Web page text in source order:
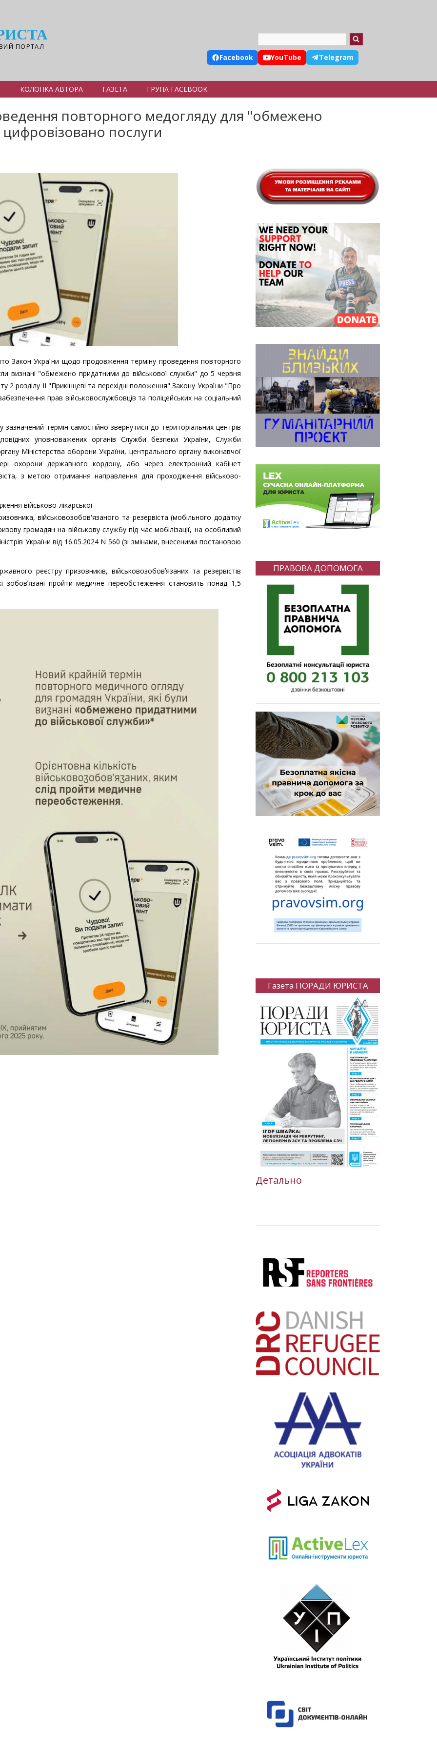
ПОРТАЛ
Facebook YouTube Telegram
КОЛОНКА АВТОРА ГАЗЕТА ГРУПА FACEBOOK
повторного медогляду для "обмежено
послуги
Закон України щодо продовження терміну проведення повторного
визнані "обмежено придатними до військової служби" до 5 червня
2 розділу ІІ "Прикінцеві та перехідні положення" Закону України "Про
прав військовослужбовців та поліцейських на соціальний
термін самостійно звернутися до територіальних центрів
уповноважених органів Служби безпеки України, Служби
Міністерства оборони України, центрального органу виконавчої
охорони державного кордону, або через електронний кабінет
з метою отримання направлення для проходження військово-
військово-лікарської
військовозобов'язаного та резервіста (мобільного додатку
громадян на військову службу під час мобілізації, на особливий
України від 16.05.2024 N 560 (зі змінами, внесеними постановою
реєстру призовників, військовозобовʼязаних та резервістів
зобовʼязані пройти медичне переобстеження становить понад 1,5
ПРАВОВА ДОПОМОГА
Газета ПОРАДИ ЮРИСТА
Детально